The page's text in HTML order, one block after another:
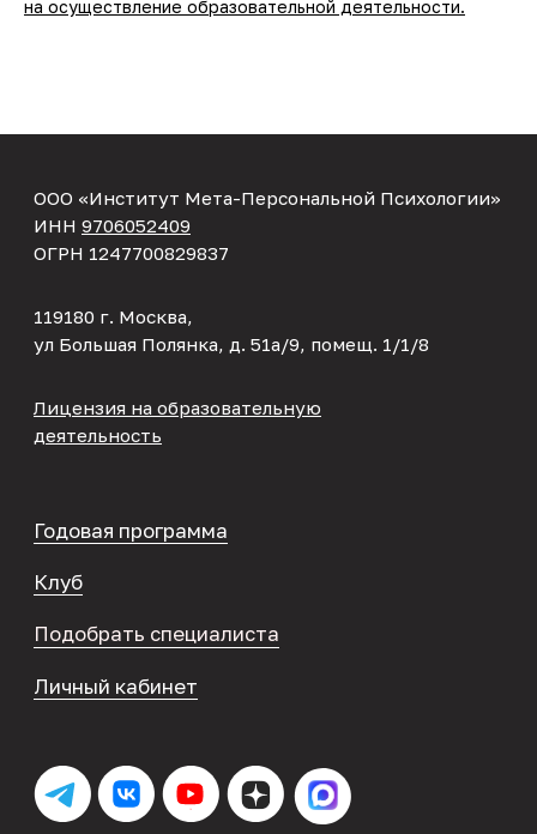
на осуществление образовательной деятельности.
119180 г. Москва,
8 (499) 705-45-42
mail@mpp-institut.com
Телеграм-канал
Напишите нам
Политика в отношении обработки
Клуб
Подобрать специалиста